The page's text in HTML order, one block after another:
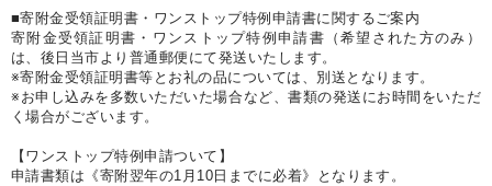
■寄附金受領証明書・ワンストップ特例申請書に関するご案内
寄附金受領証明書・ワンストップ特例申請書（希望された方のみ）
は、後日当市より普通郵便にて発送いたします。
※寄附金受領証明書等とお礼の品については、別送となります。
※お申し込みを多数いただいた場合など、書類の発送にお時間をいただ
く場合がございます。
【ワンストップ特例申請ついて】
申請書類は《寄附翌年の1月10日までに必着》となります。